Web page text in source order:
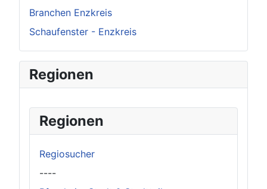
Branchen Enzkreis
Schaufenster - Enzkreis
Regionen
Regionen
Regiosucher
----